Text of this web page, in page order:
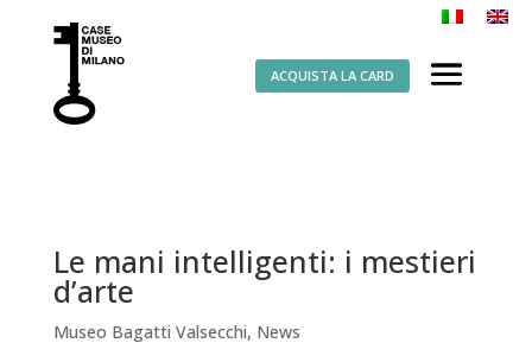
ACQUISTA LA CARD
Le mani intelligenti: i mestieri
d’arte
Museo Bagatti Valsecchi, News